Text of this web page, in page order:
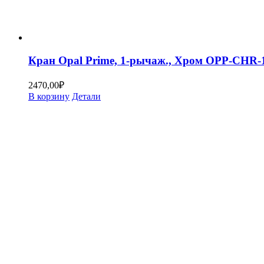
Кран Opal Prime, 1-рычаж., Хром OPP-CHR-
2470,00₽
В корзину Детали